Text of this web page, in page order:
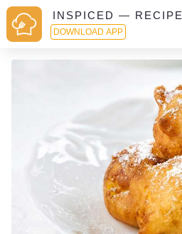
INSPICED —
DOWNLOAD APP